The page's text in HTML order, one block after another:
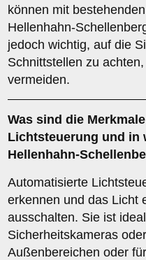
können mit
Hellenhahn-
jedoch wichtig, auf die
Schnittstellen zu
vermeiden.
Was sind die
Lichtsteuerung und in
Hellenhahn-
Automatisierte
erkennen und das Licht
ausschalten. Sie ist
Sicherheitskameras
Außenbereichen oder